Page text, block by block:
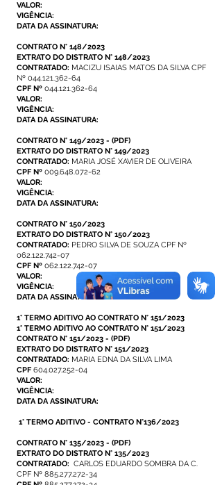
VALOR:
VIGÊNCIA:
DATA DA ASSINATURA:
CONTRATO N° 148/2023
EXTRATO DO DISTRATO N° 148/2023
CONTRATADO: MACIZU ISAIAS MATOS DA SILVA CPF
Nº 044.121.362-64
CPF Nº 044.121.362-64
VALOR:
VIGÊNCIA:
DATA DA ASSINATURA:
CONTRATO N° 149/2023 - (PDF)
EXTRATO DO DISTRATO N° 149/2023
CONTRATADO: MARIA JOSÉ XAVIER DE OLIVEIRA
CPF Nº 009.648.072-62
VALOR:
VIGÊNCIA:
DATA DA ASSINATURA:
CONTRATO N° 150/2023
EXTRATO DO DISTRATO N° 150/2023
CONTRATADO: PEDRO SILVA DE SOUZA CPF Nº
062.122.742-07
CPF Nº 062.122.742-07
VALOR:
VIGÊNCIA:
DATA DA ASSINATURA:
1° TERMO ADITIVO AO CONTRATO N° 151/2023
1° TERMO ADITIVO AO CONTRATO N° 151/2023
CONTRATO N° 151/2023 - (PDF)
EXTRATO DO DISTRATO N° 151/2023
CONTRATADO: MARIA EDNA DA SILVA LIMA
CPF 604.027.252-04
VALOR:
VIGÊNCIA:
DATA DA ASSINATURA:
1° TERMO ADITIVO - CONTRATO N°136/2023
CONTRATO N° 135/2023 - (PDF)
EXTRATO DO DISTRATO N° 135/2023
CONTRATADO: CARLOS EDUARDO SOMBRA DA C.
CPF Nº 885.277.272-34